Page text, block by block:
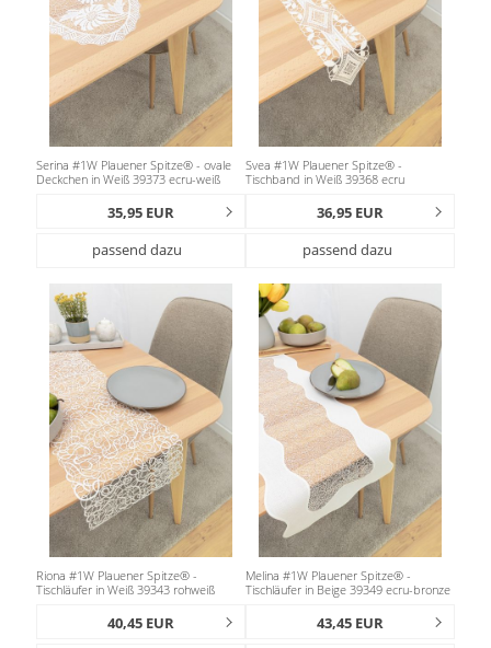
Serina #1W Plauener Spitze® - ovale
Deckchen in Weiß 39373 ecru-weiß
35,95 EUR
passend dazu
Svea #1W Plauener Spitze® -
Tischband in Weiß 39368 ecru
36,95 EUR
passend dazu
Riona #1W Plauener Spitze® -
Tischläufer in Weiß 39343 rohweiß
40,45 EUR
Melina #1W Plauener Spitze® -
Tischläufer in Beige 39349 ecru-bronze
43,45 EUR